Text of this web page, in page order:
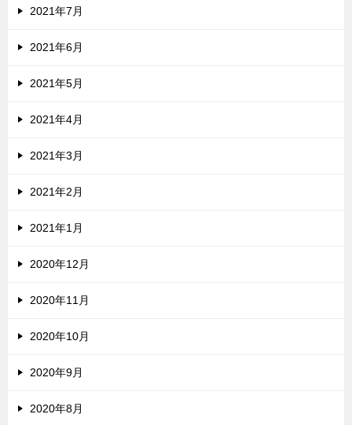
2021年7月
2021年6月
2021年5月
2021年4月
2021年3月
2021年2月
2021年1月
2020年12月
2020年11月
2020年10月
2020年9月
2020年8月